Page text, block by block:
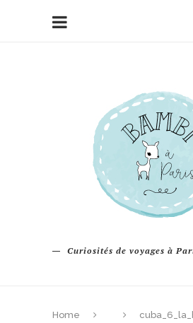
Curiosités de voyages à
Home